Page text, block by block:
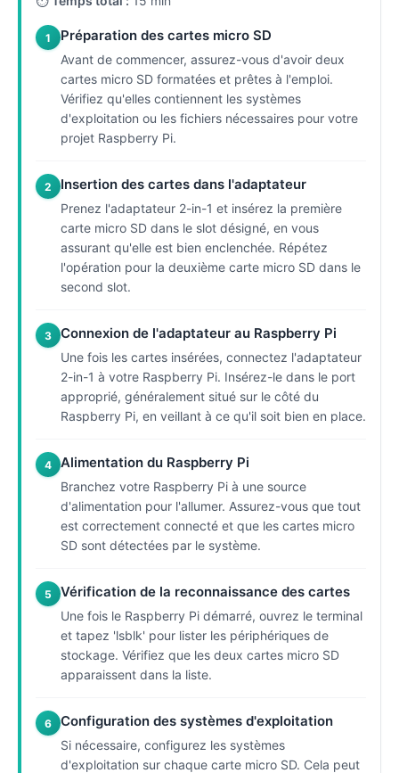
1 Préparation des cartes micro SD
Avant de commencer, assurez-vous d'avoir deux
cartes micro SD formatées et prêtes à l'emploi.
Vérifiez qu'elles contiennent les systèmes
d'exploitation ou les fichiers nécessaires pour votre
projet Raspberry Pi.
2 Insertion des cartes dans l'adaptateur
Prenez l'adaptateur 2-in-1 et insérez la première
carte micro SD dans le slot désigné, en vous
assurant qu'elle est bien enclenchée. Répétez
l'opération pour la deuxième carte micro SD dans le
second slot.
3 Connexion de l'adaptateur au Raspberry Pi
Une fois les cartes insérées, connectez l'adaptateur
2-in-1 à votre Raspberry Pi. Insérez-le dans le port
approprié, généralement situé sur le côté du
Raspberry Pi, en veillant à ce qu'il soit bien en place.
4 Alimentation du Raspberry Pi
Branchez votre Raspberry Pi à une source
d'alimentation pour l'allumer. Assurez-vous que tout
est correctement connecté et que les cartes micro
SD sont détectées par le système.
5 Vérification de la reconnaissance des cartes
Une fois le Raspberry Pi démarré, ouvrez le terminal
et tapez 'lsblk' pour lister les périphériques de
stockage. Vérifiez que les deux cartes micro SD
apparaissent dans la liste.
6 Configuration des systèmes d'exploitation
Si nécessaire, configurez les systèmes
d'exploitation sur chaque carte micro SD. Cela peut